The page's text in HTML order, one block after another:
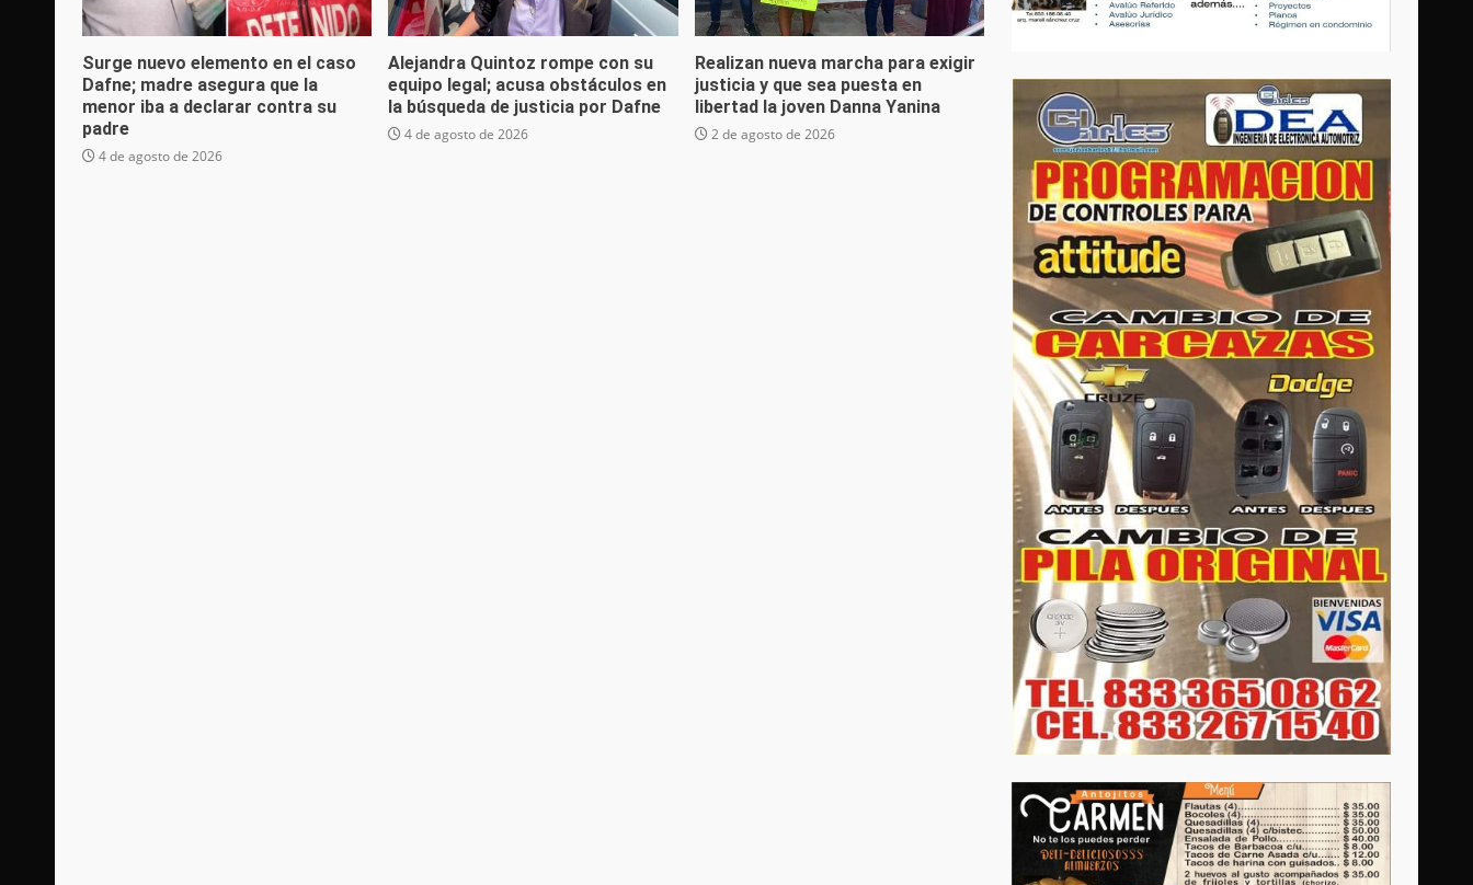
Surge nuevo elemento en el caso
Dafne; madre asegura que la
menor iba a declarar contra su
padre
4 de agosto de 2026
Alejandra Quintoz rompe con su
equipo legal; acusa obstáculos en
la búsqueda de justicia por Dafne
4 de agosto de 2026
Realizan nueva marcha para exigir
justicia y que sea puesta en
libertad la joven Danna Yanina
2 de agosto de 2026